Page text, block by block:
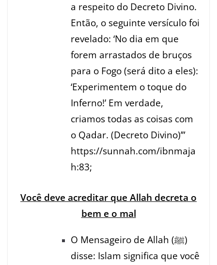
a respeito do Decreto Divino.
Então, o seguinte versículo foi
revelado: ‘No dia em que
forem arrastados de bruços
para o Fogo (será dito a eles):
‘Experimentem o toque do
Inferno!’ Em verdade,
criamos todas as coisas com
o Qadar. (Decreto Divino)’”
https://sunnah.com/ibnmaja
h:83;
Você deve acreditar que Allah decreta o
bem e o mal
O Mensageiro de Allah (ﷺ)
disse: Islam significa que você